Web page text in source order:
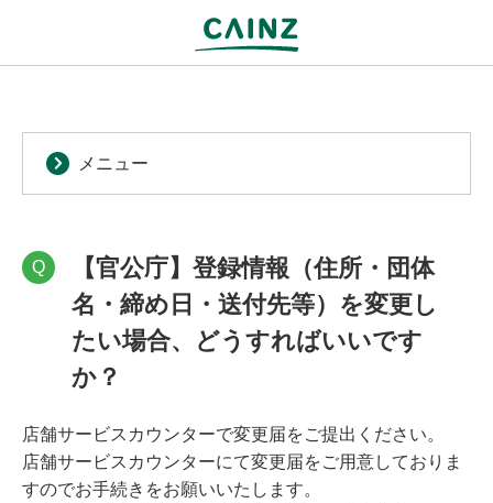
メニュー
Q
【官公庁】登録情報（住所・団体
名・締め日・送付先等）を変更し
たい場合、どうすればいいです
か？​
店舗サービスカウンターで変更届をご提出ください。
店舗サービスカウンターにて変更届をご用意しておりま
すのでお手続きをお願いいたします。